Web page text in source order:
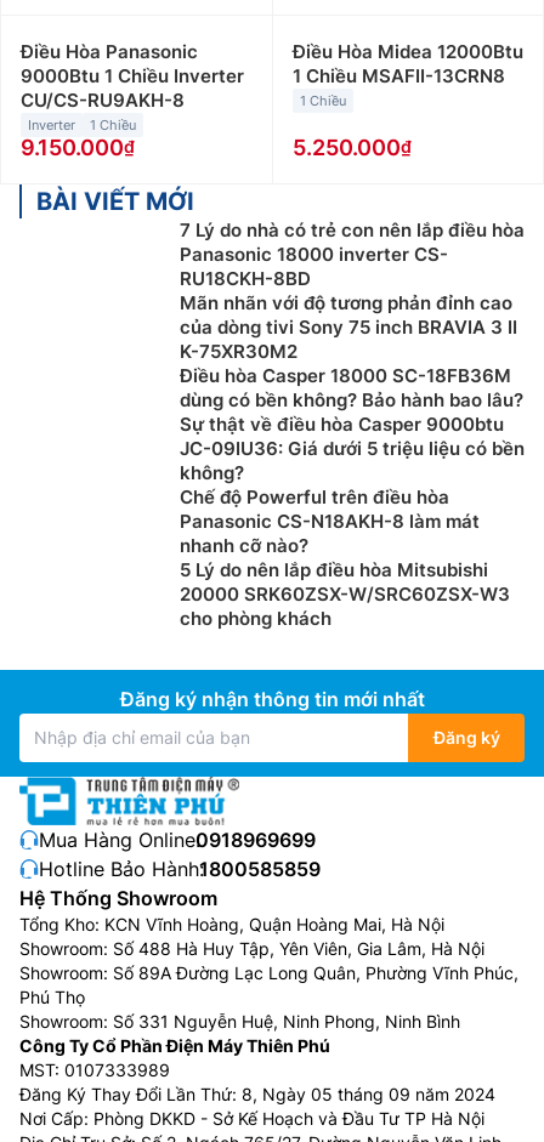
Điều Hòa Panasonic
9000Btu 1 Chiều Inverter
CU/CS-RU9AKH-8
Inverter 1 Chiều
9.150.000
Điều Hòa Midea 12000Btu
1 Chiều MSAFII-13CRN8
1 Chiều
5.250.000
BÀI VIẾT MỚI
7 Lý do nhà có trẻ con nên lắp điều hòa
Panasonic 18000 inverter CS-
RU18CKH-8BD
Mãn nhãn với độ tương phản đỉnh cao
của dòng tivi Sony 75 inch BRAVIA 3 II
K-75XR30M2
Điều hòa Casper 18000 SC-18FB36M
dùng có bền không? Bảo hành bao lâu?
Sự thật về điều hòa Casper 9000btu
JC-09IU36: Giá dưới 5 triệu liệu có bền
không?
Chế độ Powerful trên điều hòa
Panasonic CS-N18AKH-8 làm mát
nhanh cỡ nào?
5 Lý do nên lắp điều hòa Mitsubishi
20000 SRK60ZSX-W/SRC60ZSX-W3
cho phòng khách
Đăng ký nhận thông tin mới nhất
Đăng ký
Mua Hàng Online:0918969699
Hotline Bảo Hành:1800585859
Hệ Thống Showroom
Tổng Kho: KCN Vĩnh Hoàng, Quận Hoàng Mai, Hà Nội
Showroom: Số 488 Hà Huy Tập, Yên Viên, Gia Lâm, Hà Nội
Showroom: Số 89A Đường Lạc Long Quân, Phường Vĩnh Phúc,
Phú Thọ
Showroom: Số 331 Nguyễn Huệ, Ninh Phong, Ninh Bình
Công Ty Cổ Phần Điện Máy Thiên Phú
MST: 0107333989
Đăng Ký Thay Đổi Lần Thứ: 8, Ngày 05 tháng 09 năm 2024
Nơi Cấp: Phòng DKKD - Sở Kế Hoạch và Đầu Tư TP Hà Nội